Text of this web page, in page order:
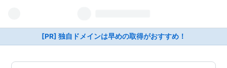
[PR] 独自ドメインは早めの取得がおすすめ！